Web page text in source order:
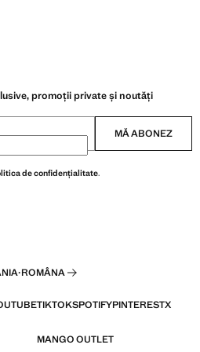
promoții private și noutăți
MĂ ABONEZ
de confidențialitate.
·ROMÂNA
TIKTOKSPOTIFYPINTERESTX
MANGO OUTLET